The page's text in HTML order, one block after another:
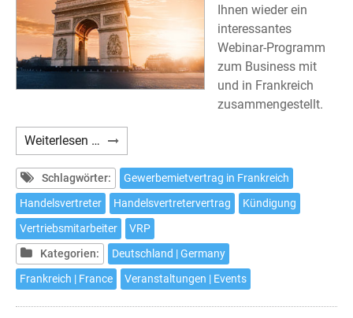
Ihnen wieder ein
interessantes
Webinar-Programm
zum Business mit
und in Frankreich
zusammengestellt.
Weiterlesen … Webinar-
Programm
im
Februar
Schlagwörter:
Gewerbemietvertrag in Frankreich
Handelsvertreter
Handelsvertretervertrag
Kündigung
Vertriebsmitarbeiter
VRP
Kategorien:
Deutschland | Germany
Frankreich | France
Veranstaltungen | Events